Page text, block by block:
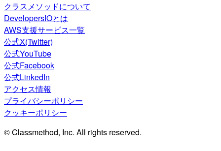
クラスメソッドについて
DevelopersIOとは
AWS支援サービス一覧
公式X(Twitter)
公式YouTube
公式Facebook
公式LinkedIn
アクセス情報
プライバシーポリシー
クッキーポリシー
© Classmethod, Inc. All rights reserved.